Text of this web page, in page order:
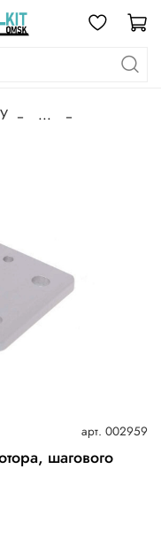
...
арт. 002959
шагового